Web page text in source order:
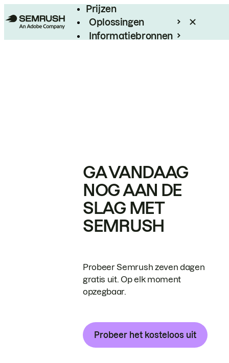
Prijzen
Oplossingen
Informatiebronnen
GA VANDAAG
NOG AAN DE
SLAG MET
SEMRUSH
Probeer Semrush zeven dagen
gratis uit. Op elk moment
opzegbaar.
Probeer het kosteloos uit